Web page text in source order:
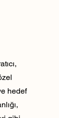
hedef